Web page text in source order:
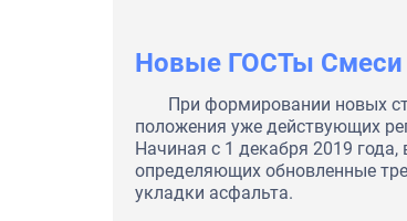
Новые ГОСТы Смеси
При формировании новых
положения уже действующих
Начиная с 1 декабря 2019
определяющих обновленные
укладки асфальта.